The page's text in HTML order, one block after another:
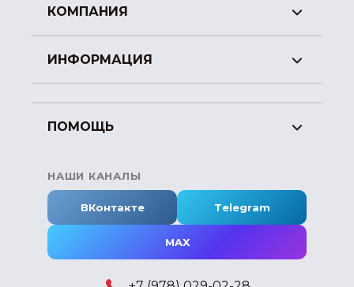
КОМПАНИЯ
ИНФОРМАЦИЯ
ПОМОЩЬ
НАШИ КАНАЛЫ
ВКонтакте Telegram
MAX